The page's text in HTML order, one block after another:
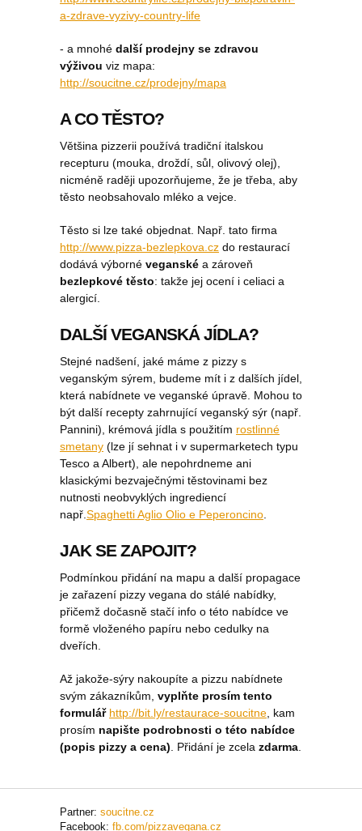
a-zdrave-vyzivy-country-life
- a mnohé další prodejny se zdravou
výživou viz mapa:
http://soucitne.cz/prodejny/mapa
A CO TĚSTO?
Většina pizzerii používá tradiční italskou
recepturu (mouka, droždí, sůl, olivový olej),
nicméně raději upozorňujeme, že je třeba, aby
těsto neobsahovalo mléko a vejce.
Těsto si lze také objednat. Např. tato firma
http://www.pizza-bezlepkova.cz do restaurací
dodává výborné veganské a zároveň
bezlepkové těsto: takže jej ocení i celiaci a
alergicí.
DALŠÍ VEGANSKÁ JÍDLA?
Stejné nadšení, jaké máme z pizzy s
veganským sýrem, budeme mít i z dalších jídel,
která nabídnete ve veganské úpravě. Mohou to
být další recepty zahrnující veganský sýr (např.
Pannini), krémová jídla s použitím rostlinné
smetany (lze jí sehnat i v supermarketech typu
Tesco a Albert), ale nepohrdneme ani
klasickými bezvaječnými těstovinami bez
nutnosti neobvyklých ingrediencí
např. Spaghetti Aglio Olio e Peperoncino
JAK SE ZAPOJIT?
Podmínkou přidání na mapu a další propagace
je zařazení pizzy vegana do stálé nabídky,
přičemž dočasně stačí info o této nabídce ve
formě vloženého papíru nebo cedulky na
dveřích.
Až jakože-sýry nakoupíte a pizzu nabídnete
svým zákazníkům, vyplňte prosím tento
formulář http://bit.ly/restaurace-soucitne , kam
prosím napište podrobnosti o této nabídce
(popis pizzy a cena) . Přidání je zcela zdarma
Partner: soucitne.cz
Facebook: fb.com/pizzavegana.cz